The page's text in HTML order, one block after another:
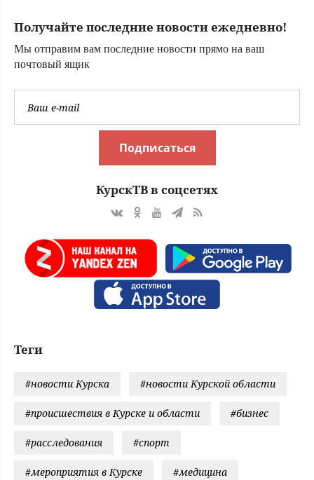
Вести.ru
Получайте последние новости ежедневно!
Мы отправим вам последние новости прямо на ваш
почтовый ящик
Подписаться
КурскТВ в соцсетях
Теги
#новости Курска #новости Курской области
#происшествия в Курске и области #бизнес
#расследования #спорт
#мероприятия в Курске #медицина